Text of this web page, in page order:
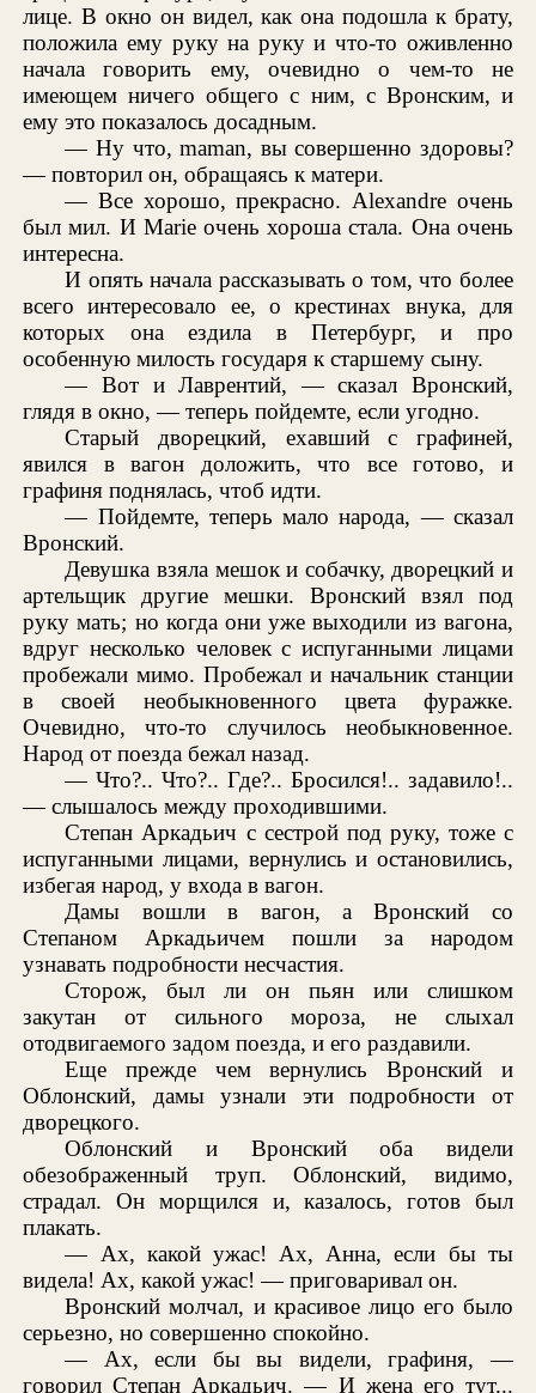
лице. В окно он видел, как она подошла к брату,
положила ему руку на руку и что-то оживленно
начала говорить ему, очевидно о чем-то не
имеющем ничего общего с ним, с Вронским, и
ему это показалось досадным.
— Ну что, maman, вы совершенно здоровы?
— повторил он, обращаясь к матери.
— Все хорошо, прекрасно. Alexandre очень
был мил. И Marie очень хороша стала. Она очень
интересна.
И опять начала рассказывать о том, что более
всего интересовало ее, о крестинах внука, для
которых она ездила в Петербург, и про
особенную милость государя к старшему сыну.
— Вот и Лаврентий, — сказал Вронский,
глядя в окно, — теперь пойдемте, если угодно.
Старый дворецкий, ехавший с графиней,
явился в вагон доложить, что все готово, и
графиня поднялась, чтоб идти.
— Пойдемте, теперь мало народа, — сказал
Вронский.
Девушка взяла мешок и собачку, дворецкий и
артельщик другие мешки. Вронский взял под
руку мать; но когда они уже выходили из вагона,
вдруг несколько человек с испуганными лицами
пробежали мимо. Пробежал и начальник станции
в своей необыкновенного цвета фуражке.
Очевидно, что-то случилось необыкновенное.
Народ от поезда бежал назад.
— Что?.. Что?.. Где?.. Бросился!.. задавило!..
— слышалось между проходившими.
Степан Аркадьич с сестрой под руку, тоже с
испуганными лицами, вернулись и остановились,
избегая народ, у входа в вагон.
Дамы вошли в вагон, а Вронский со
Степаном Аркадьичем пошли за народом
узнавать подробности несчастия.
Сторож, был ли он пьян или слишком
закутан от сильного мороза, не слыхал
отодвигаемого задом поезда, и его раздавили.
Еще прежде чем вернулись Вронский и
Облонский, дамы узнали эти подробности от
дворецкого.
Облонский и Вронский оба видели
обезображенный труп. Облонский, видимо,
страдал. Он морщился и, казалось, готов был
плакать.
— Ах, какой ужас! Ах, Анна, если бы ты
видела! Ах, какой ужас! — приговаривал он.
Вронский молчал, и красивое лицо его было
серьезно, но совершенно спокойно.
— Ах, если бы вы видели, графиня, —
говорил Степан Аркадьич. — И жена его тут...